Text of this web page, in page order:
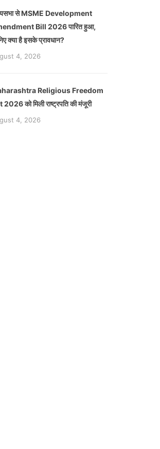
से MSME Development
Bill 2026 पारित हुआ,
क्या है इसके प्रावधान?
4, 2026
Religious Freedom
को मिली राष्ट्रपति की मंजूरी
4, 2026